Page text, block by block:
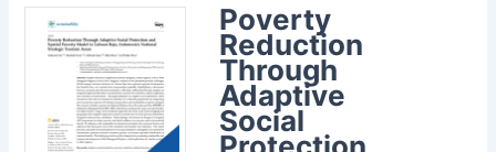
Poverty
Reduction
Through
Adaptive
Social